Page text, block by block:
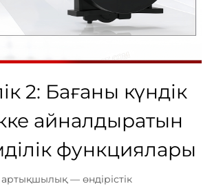
2: Бағаны күндік
айналдыратын
функциялары
— өндірістік